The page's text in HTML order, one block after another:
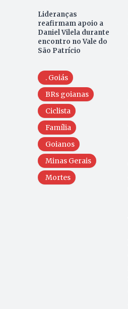
Lideranças
reafirmam apoio a
Daniel Vilela durante
encontro no Vale do
São Patrício
. Goiás
BRs goianas
Ciclista
Família
Goianos
Minas Gerais
Mortes